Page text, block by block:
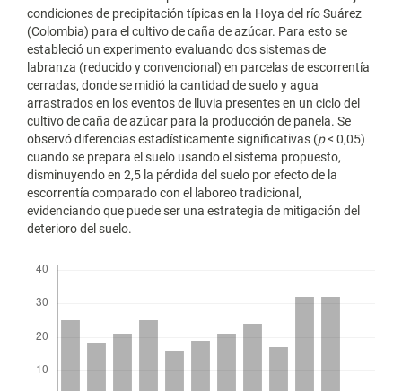
condiciones de precipitación típicas en la Hoya del río Suárez
(Colombia) para el cultivo de caña de azúcar. Para esto se
estableció un experimento evaluando dos sistemas de
labranza (reducido y convencional) en parcelas de escorrentía
cerradas, donde se midió la cantidad de suelo y agua
arrastrados en los eventos de lluvia presentes en un ciclo del
cultivo de caña de azúcar para la producción de panela. Se
observó diferencias estadísticamente significativas (p< 0,05)
cuando se prepara el suelo usando el sistema propuesto,
disminuyendo en 2,5 la pérdida del suelo por efecto de la
escorrentía comparado con el laboreo tradicional,
evidenciando que puede ser una estrategia de mitigación del
deterioro del suelo.